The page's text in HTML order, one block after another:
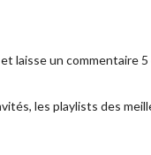
laisse un commentaire
les playlists des